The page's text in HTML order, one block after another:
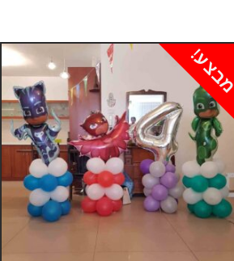
מבצע!